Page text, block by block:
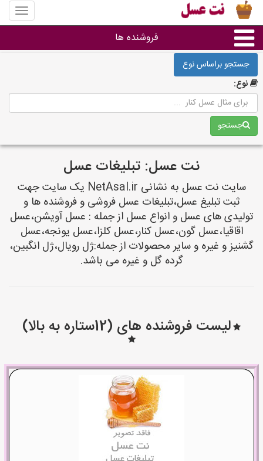
منوی
سایت
عسل
فروشنده ها
استان ها
جستجو براساس نوع
نوع:
جستجو
نت عسل: تبلیغات عسل
سایت نت عسل به نشانی NetAsal.ir یک سایت جهت
ثبت تبلیغ عسل،تبلیغات عسل فروشی و فروشنده ها و
تولیدی های عسل و انواع عسل از جمله : عسل آویشن،عسل
اقاقیا،عسل گون،عسل کنار،عسل کلزا،عسل یونجه،عسل
گشنیز و غیره و سایر محصولات از جمله:ژل رویال،ژل انگبین،
گرده گل و غیره می باشد.
لیست فروشنده های (12ستاره به بالا)